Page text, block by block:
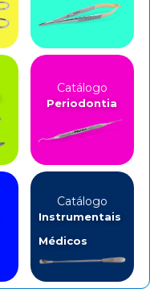
Catálogo
Periodontia
Catálogo
Instrumentais
Médicos